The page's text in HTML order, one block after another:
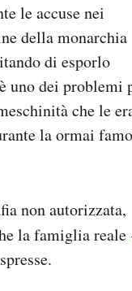
le accuse nei
della monarchia
di esporlo
uno dei problemi
che le
la ormai
non autorizzata,
la famiglia reale